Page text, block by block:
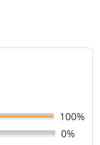
100%
0%